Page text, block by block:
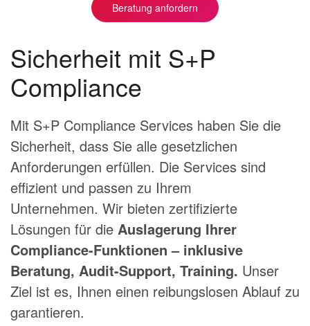
Beratung anfordern
Sicherheit mit S+P
Compliance
Mit S+P Compliance Services haben Sie die
Sicherheit, dass Sie alle gesetzlichen
Anforderungen erfüllen. Die Services sind
effizient und passen zu Ihrem
Unternehmen. Wir bieten zertifizierte
Lösungen für die Auslagerung Ihrer
Compliance-Funktionen – inklusive
Beratung, Audit-Support, Training. Unser
Ziel ist es, Ihnen einen reibungslosen Ablauf zu
garantieren.